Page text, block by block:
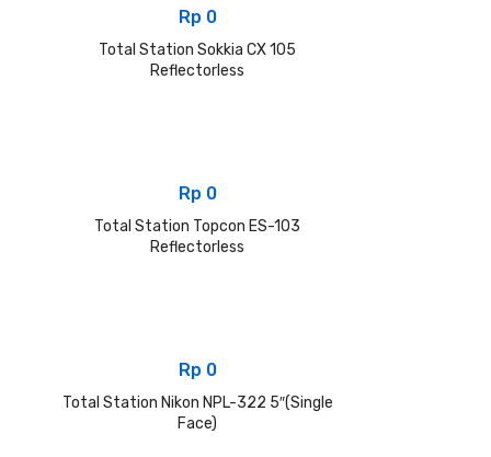
Rp 0
Total Station Sokkia CX 105
Reflectorless
Rp 0
Total Station Topcon ES-103
Reflectorless
Rp 0
Total Station Nikon NPL-322 5″(Single
Face)